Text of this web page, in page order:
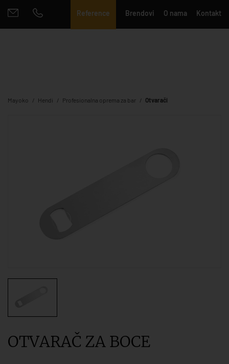
Reference Brendovi O nama Kontakt
Mayoko Hendi Profesionalna oprema za bar Otvarači
OTVARAČ ZA BOCE